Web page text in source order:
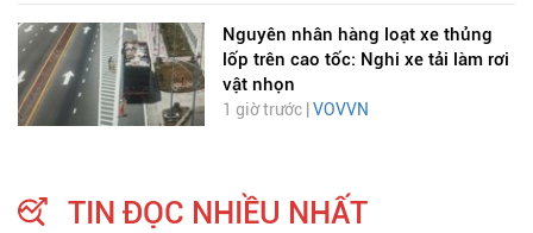
Nguyên nhân hàng loạt xe thủng
lốp trên cao tốc: Nghi xe tải làm rơi
vật nhọn
1 giờ trước | VOVVN
TIN ĐỌC NHIỀU NHẤT